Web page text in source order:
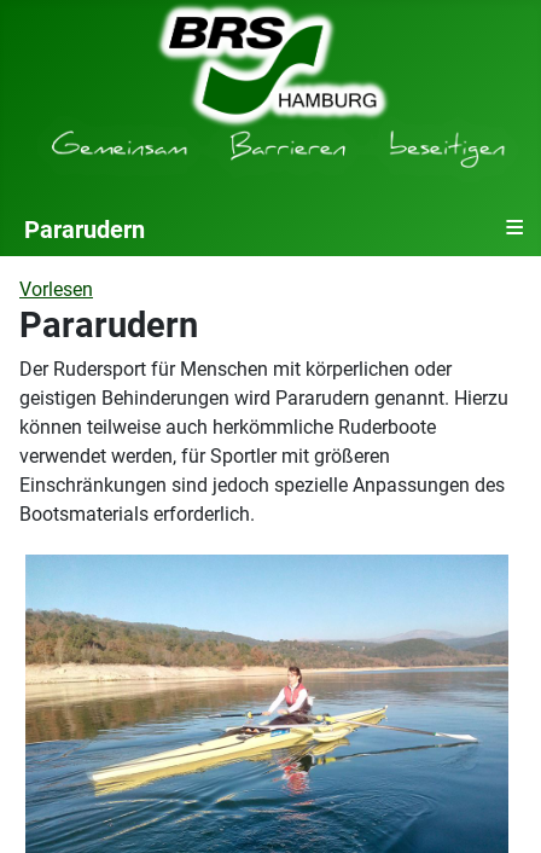
Pararudern ≡
Vorlesen
Pararudern
Der Rudersport für Menschen mit körperlichen oder
geistigen Behinderungen wird Pararudern genannt. Hierzu
können teilweise auch herkömmliche Ruderboote
verwendet werden, für Sportler mit größeren
Einschränkungen sind jedoch spezielle Anpassungen des
Bootsmaterials erforderlich.